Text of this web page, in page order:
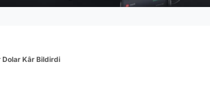
Dolar Kâr Bildirdi